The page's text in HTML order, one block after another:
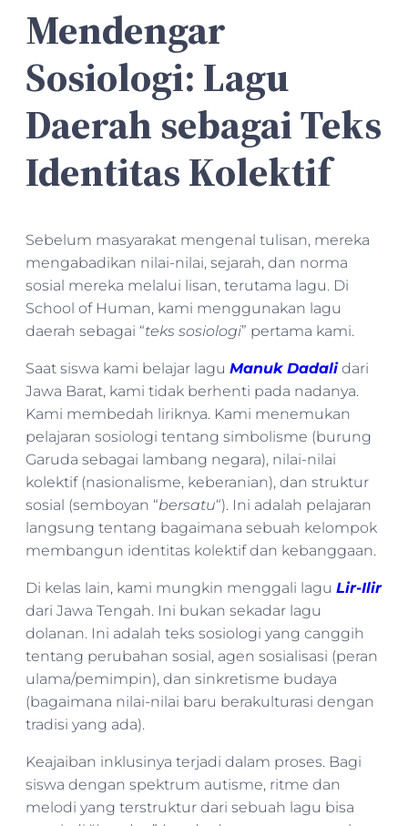
Mendengar
Sosiologi: Lagu
Daerah sebagai Teks
Identitas Kolektif
Sebelum masyarakat mengenal tulisan, mereka
mengabadikan nilai-nilai, sejarah, dan norma
sosial mereka melalui lisan, terutama lagu. Di
School of Human, kami menggunakan lagu
daerah sebagai “teks sosiologi” pertama kami.
Saat siswa kami belajar lagu Manuk Dadalidari
Jawa Barat, kami tidak berhenti pada nadanya.
Kami membedah liriknya. Kami menemukan
pelajaran sosiologi tentang simbolisme (burung
Garuda sebagai lambang negara), nilai-nilai
kolektif (nasionalisme, keberanian), dan struktur
sosial (semboyan “bersatu“). Ini adalah pelajaran
langsung tentang bagaimana sebuah kelompok
membangun identitas kolektif dan kebanggaan.
Di kelas lain, kami mungkin menggali lagu Lir-Ilir
dari Jawa Tengah. Ini bukan sekadar lagu
dolanan. Ini adalah teks sosiologi yang canggih
tentang perubahan sosial, agen sosialisasi (peran
ulama/pemimpin), dan sinkretisme budaya
(bagaimana nilai-nilai baru berakulturasi dengan
tradisi yang ada).
Keajaiban inklusinya terjadi dalam proses. Bagi
siswa dengan spektrum autisme, ritme dan
melodi yang terstruktur dari sebuah lagu bisa